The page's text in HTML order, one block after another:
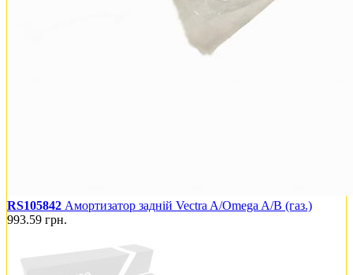
RS105842 Амортизатор задній Vectra A/Omega A/B (газ.)
993.59 грн.